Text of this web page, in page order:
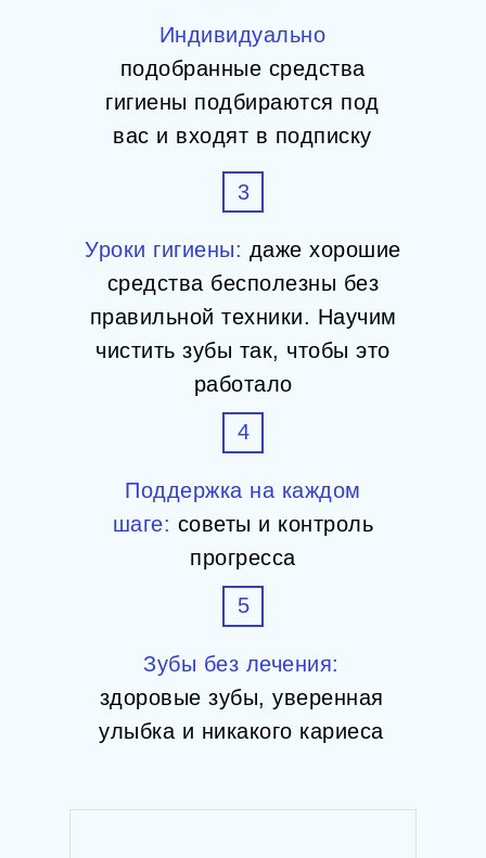
Индивидуально
подобранные средства
гигиены подбираются под
вас и входят в подписку
Уроки гигиены: даже хорошие
средства бесполезны без
правильной техники. Научим
чистить зубы так, чтобы это
работало
3
Поддержка на каждом
шаге: советы и контроль
прогресса
4
Зубы без лечения:
здоровые зубы, уверенная
улыбка и никакого кариеса
5